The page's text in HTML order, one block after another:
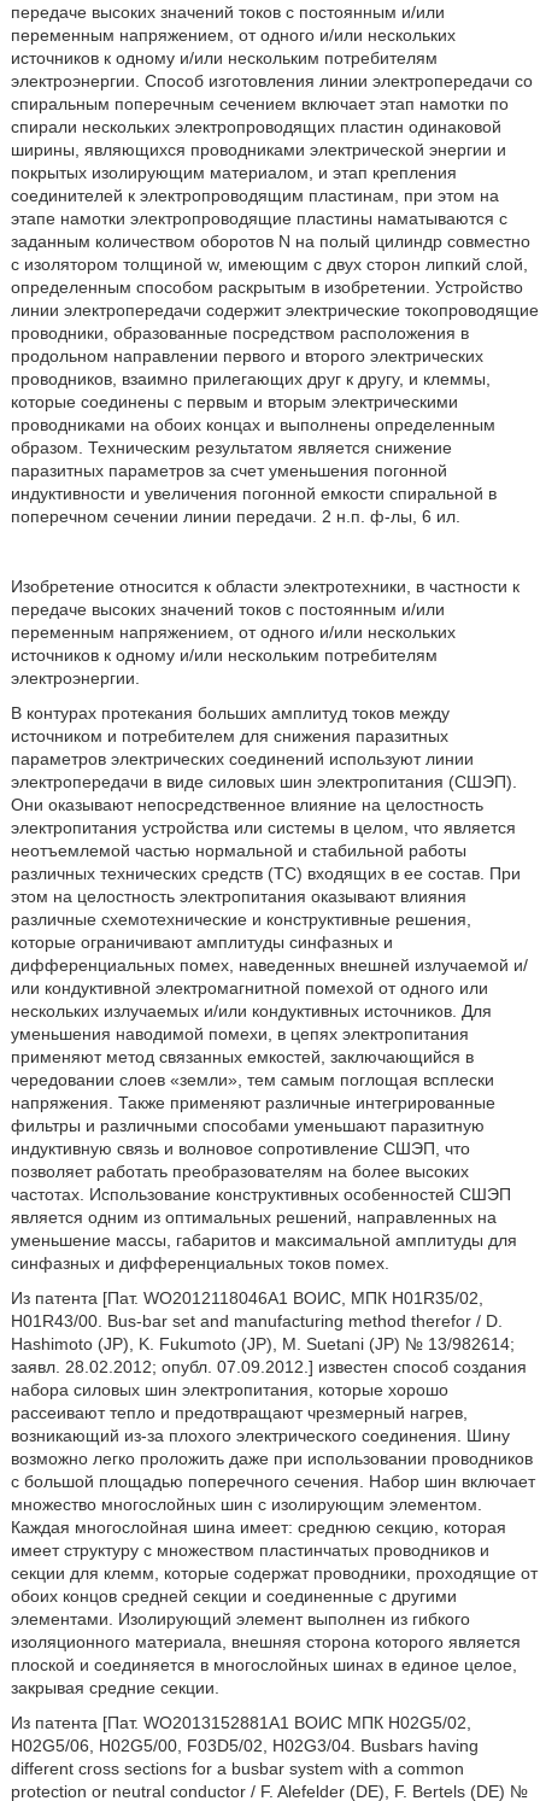
передаче высоких значений токов с постоянным и/или
переменным напряжением, от одного и/или нескольких
источников к одному и/или нескольким потребителям
электроэнергии. Способ изготовления линии электропередачи со
спиральным поперечным сечением включает этап намотки по
спирали нескольких электропроводящих пластин одинаковой
ширины, являющихся проводниками электрической энергии и
покрытых изолирующим материалом, и этап крепления
соединителей к электропроводящим пластинам, при этом на
этапе намотки электропроводящие пластины наматываются с
заданным количеством оборотов N на полый цилиндр совместно
с изолятором толщиной w, имеющим с двух сторон липкий слой,
определенным способом раскрытым в изобретении. Устройство
линии электропередачи содержит электрические токопроводящие
проводники, образованные посредством расположения в
продольном направлении первого и второго электрических
проводников, взаимно прилегающих друг к другу, и клеммы,
которые соединены с первым и вторым электрическими
проводниками на обоих концах и выполнены определенным
образом. Техническим результатом является снижение
паразитных параметров за счет уменьшения погонной
индуктивности и увеличения погонной емкости спиральной в
поперечном сечении линии передачи. 2 н.п. ф-лы, 6 ил.
Изобретение относится к области электротехники, в частности к
передаче высоких значений токов с постоянным и/или
переменным напряжением, от одного и/или нескольких
источников к одному и/или нескольким потребителям
электроэнергии.
В контурах протекания больших амплитуд токов между
источником и потребителем для снижения паразитных
параметров электрических соединений используют линии
электропередачи в виде силовых шин электропитания (СШЭП).
Они оказывают непосредственное влияние на целостность
электропитания устройства или системы в целом, что является
неотъемлемой частью нормальной и стабильной работы
различных технических средств (ТС) входящих в ее состав. При
этом на целостность электропитания оказывают влияния
различные схемотехнические и конструктивные решения,
которые ограничивают амплитуды синфазных и
дифференциальных помех, наведенных внешней излучаемой и/
или кондуктивной электромагнитной помехой от одного или
нескольких излучаемых и/или кондуктивных источников. Для
уменьшения наводимой помехи, в цепях электропитания
применяют метод связанных емкостей, заключающийся в
чередовании слоев «земли», тем самым поглощая всплески
напряжения. Также применяют различные интегрированные
фильтры и различными способами уменьшают паразитную
индуктивную связь и волновое сопротивление СШЭП, что
позволяет работать преобразователям на более высоких
частотах. Использование конструктивных особенностей СШЭП
является одним из оптимальных решений, направленных на
уменьшение массы, габаритов и максимальной амплитуды для
синфазных и дифференциальных токов помех.
Из патента [Пат. WO2012118046A1 ВОИС, МПК H01R35/02,
H01R43/00. Bus-bar set and manufacturing method therefor / D.
Hashimoto (JP), K. Fukumoto (JP), M. Suetani (JP) № 13/982614;
заявл. 28.02.2012; опубл. 07.09.2012.] известен способ создания
набора силовых шин электропитания, которые хорошо
рассеивают тепло и предотвращают чрезмерный нагрев,
возникающий из-за плохого электрического соединения. Шину
возможно легко проложить даже при использовании проводников
с большой площадью поперечного сечения. Набор шин включает
множество многослойных шин с изолирующим элементом.
Каждая многослойная шина имеет: среднюю секцию, которая
имеет структуру с множеством пластинчатых проводников и
секции для клемм, которые содержат проводники, проходящие от
обоих концов средней секции и соединенные с другими
элементами. Изолирующий элемент выполнен из гибкого
изоляционного материала, внешняя сторона которого является
плоской и соединяется в многослойных шинах в единое целое,
закрывая средние секции.
Из патента [Пат. WO2013152881A1 ВОИС МПК H02G5/02,
H02G5/06, H02G5/00, F03D5/02, H02G3/04. Busbars having
different cross sections for a busbar system with a common
protection or neutral conductor / F. Alefelder (DE), F. Bertels (DE) №